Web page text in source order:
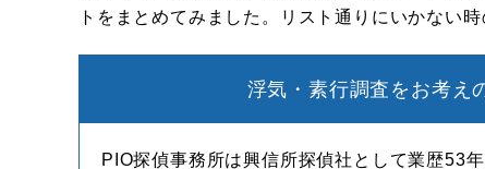
トをまとめてみました。リスト通りにいかない
浮気・素行調査をお考え
PIO探偵事務所は興信所探偵社として業歴53